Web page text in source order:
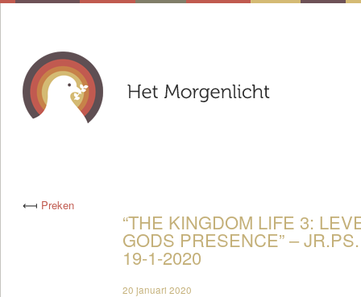
⟻ Preken
“THE KINGDOM LIFE 3:
GODS PRESENCE” –
19-1-2020
20 januari 2020